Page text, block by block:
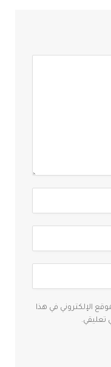
الإلكتروني في هذا
تعليقي.